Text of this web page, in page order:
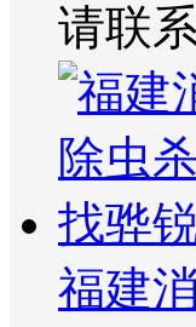
请联
福建